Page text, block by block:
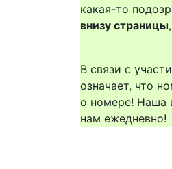
какая-то
внизу страницы
В связи с
означает, что
о номере! Наша
нам ежедневно!